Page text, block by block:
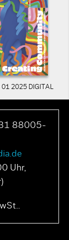
01 2025 DIGITAL
88005-
Uhr,